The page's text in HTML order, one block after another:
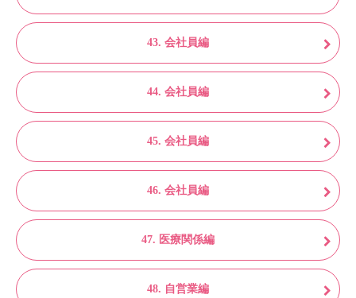
43. 会社員編
44. 会社員編
45. 会社員編
46. 会社員編
47. 医療関係編
48. 自営業編